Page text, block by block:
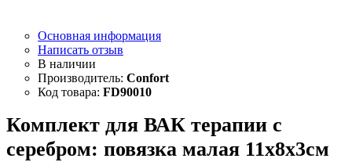
Основная информация
Написать отзыв
Confort
FD90010
Комплект для ВАК терапии с
серебром: повязка малая 11х8х3см